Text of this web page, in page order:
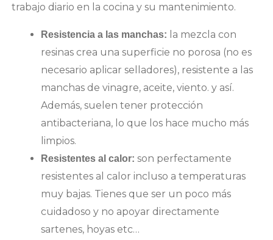
trabajo diario en la cocina y su mantenimiento.
Resistencia a las manchas: la mezcla con
resinas crea una superficie no porosa (no es
necesario aplicar selladores), resistente a las
manchas de vinagre, aceite, viento. y así.
Además, suelen tener protección
antibacteriana, lo que los hace mucho más
limpios.
Resistentes al calor: son perfectamente
resistentes al calor incluso a temperaturas
muy bajas. Tienes que ser un poco más
cuidadoso y no apoyar directamente
sartenes, hoyas etc…